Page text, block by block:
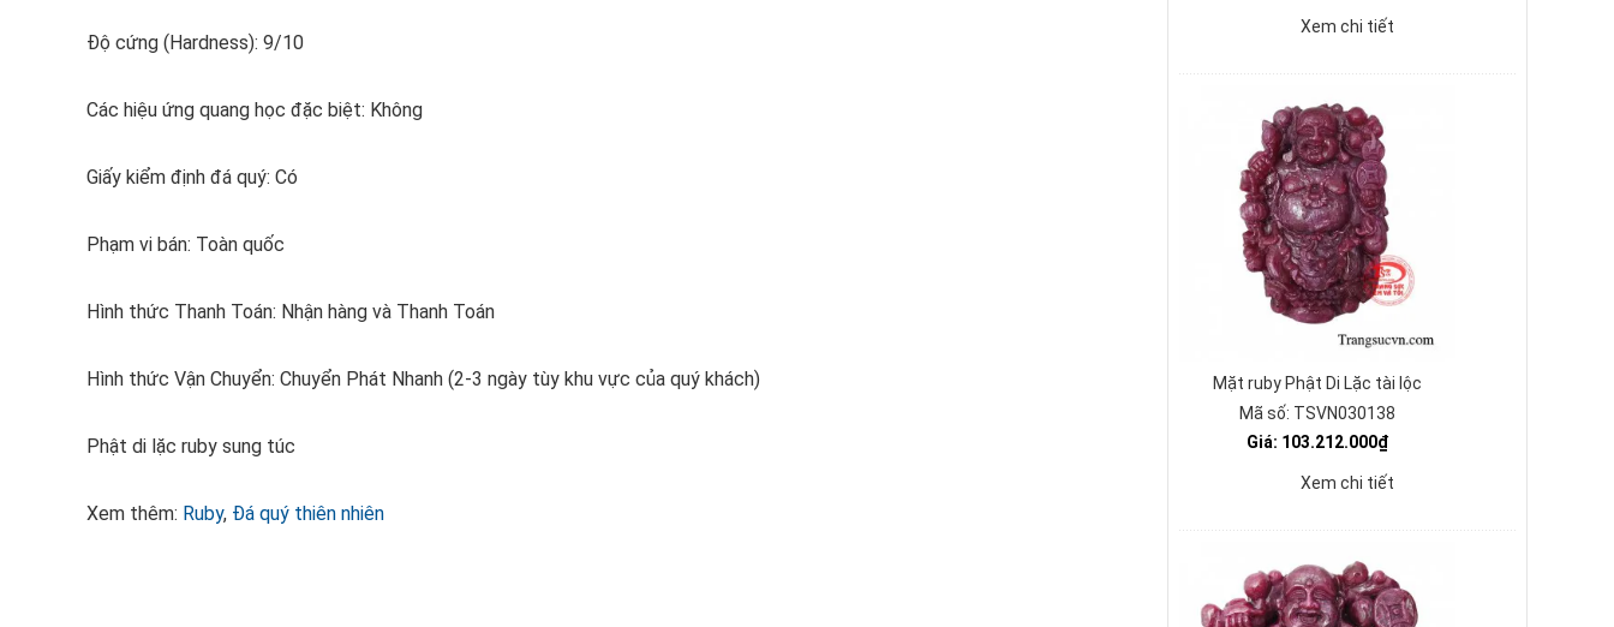
Độ cứng (Hardness): 9/10
Các hiệu ứng quang học đặc biệt: Không
Giấy kiểm định đá quý: Có
Phạm vi bán: Toàn quốc
Hình thức Thanh Toán: Nhận hàng và Thanh Toán
Hình thức Vận Chuyển: Chuyển Phát Nhanh (2-3 ngày tùy khu vực của quý khách)
Phật di lặc ruby sung túc
Xem thêm: Ruby, Đá quý thiên nhiên
Xem chi tiết
Mặt ruby Phật Di Lặc tài lộc
Mã số: TSVN030138
Giá: 103.212.000₫
Xem chi tiết